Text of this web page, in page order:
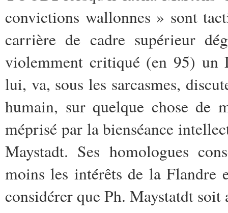
convictions wallonnes » sont
carrière de cadre supérieur
violemment critiqué (en 95) un
lui, va, sous les sarcasmes,
humain, sur quelque chose de
méprisé par la bienséance
Maystadt. Ses homologues
moins les intérêts de la Flandre
considérer que Ph. Maystatdt soit